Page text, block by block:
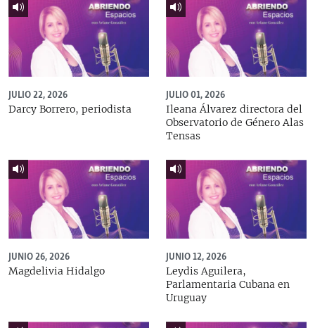
JULIO 22, 2026
Darcy Borrero, periodista
JULIO 01, 2026
Ileana Álvarez directora del
Observatorio de Género Alas
Tensas
JUNIO 26, 2026
Magdelivia Hidalgo
JUNIO 12, 2026
Leydis Aguilera,
Parlamentaria Cubana en
Uruguay